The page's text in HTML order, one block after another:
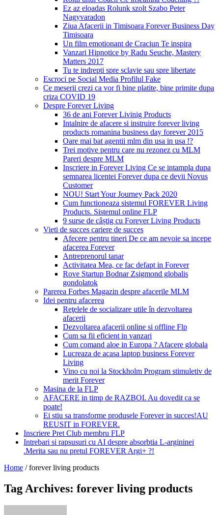
Ez az eloadas Rolunk szolt Szabo Peter
Nagyvaradon
Ziua Afacerii in Timisoara Forever Business Day
Timisoara
Un film emotionant de Craciun Te inspira
Vanzari Hipnotice by Radu Seuche, Mastery
Matters 2017
Tu te indrepti spre sclavie sau spre libertate
Escroci pe Social Media Profilul Fake
Ce meserii crezi ca vor fi bine platite, bine primite dupa
criza COVID 19
Despre Forever Living
36 de ani Forever Livinig Products
Intalnire de afacere si instruire forever living
products romanina business day forever 2015
Oare mai bat agentii mlm din usa in usa !?
Trei motive pentru care nu rezonez cu MLM
Pareri despre MLM
Inscriere in Forever Living Ce se intampla dupa
semnarea licentei Forever dupa ce devii Novus
Customer
NOU! Start Your Journey Pack 2020
Cum functioneaza sistemul FOREVER Living
Products. Sistemul online FLP
9 surse de câștig cu Forever Living Products
Vieti de succes cariere de succes
Afecere pentru tineri De ce am nevoie sa incepe
afacerea Forever
Antreprenorul tanar
Activitatea Mea, ce fac defapt in Forever
Rove Startup Bodnar Zsigmond globalis
gondolatok
Parerea Forbes Magazin despre afacerile MLM
Idei pentru afacerea
Reţelele de socializare utile în dezvoltarea
afacerii
Dezvoltarea afacerii online si offline Flp
Cum sa fii eficient in vanzari
Cum comand aloe in Europa ? Afacere globala
Lucreaza de acasa laptop business Forever
Living
Vino cu noi la Stockholm Program stimuletiv de
merit Forever
Masina de la FLP
AFACERE in timp de RAZBOI. Au dovedit ca se
poate!
Ei stiu sa transforme produsele Forever in succes!AU
REUSIT in FOREVER.
Inscriere Pret Club membru FLP
Intrebari si rapsusuri cu AI despre absorbtia L-argininei
.Merita sau nu pretul FOREVER Argi+ ?!
Home / forever living products
Tag Archives: forever living products